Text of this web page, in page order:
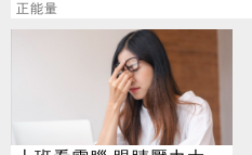
正能量